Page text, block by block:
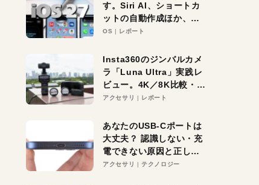
す。Siri AI、ショートカ
ットの自動作成ほか、期
待大の便利機能5選。
る未来はすぐそこ！
OS レポート
Insta360のジンバルカメ
ラ「Luna Ultra」実践レ
ビュー。4K／8K比較・ズ
ーム・夜間撮影をチェッ
アクセサリ レポート
あなたのUSB-Cポートは
大丈夫？ 認識しない・充
電できない原因と正しい
対策
アクセサリ テクノロジー